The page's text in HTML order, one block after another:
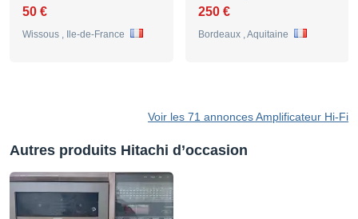
50 €
Wissous , Ile-de-France
250 €
Bordeaux , Aquitaine
Voir les 71 annonces Amplificateur Hi-Fi
Autres produits Hitachi d’occasion